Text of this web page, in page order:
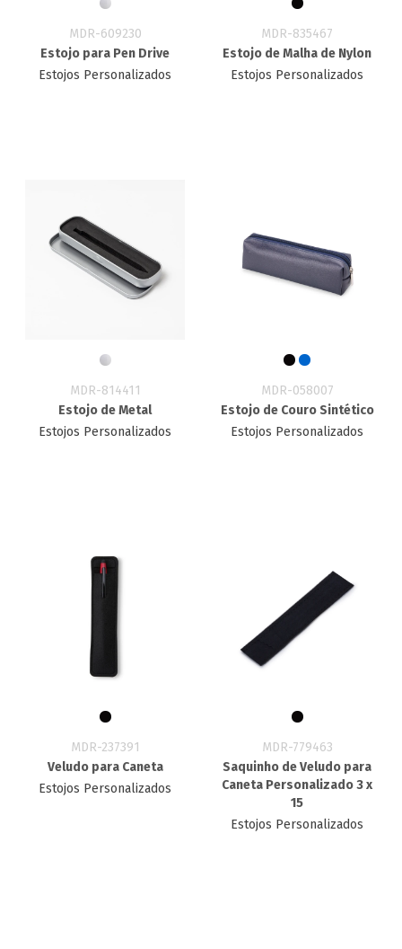
MDR-609230
Estojo para Pen Drive
Estojos Personalizados
MDR-835467
Estojo de Malha de Nylon
Estojos Personalizados
MDR-814411
Estojo de Metal
Estojos Personalizados
MDR-058007
Estojo de Couro Sintético
Estojos Personalizados
MDR-237391
Veludo para Caneta
Estojos Personalizados
MDR-779463
Saquinho de Veludo para
Caneta Personalizado 3 x
15
Estojos Personalizados